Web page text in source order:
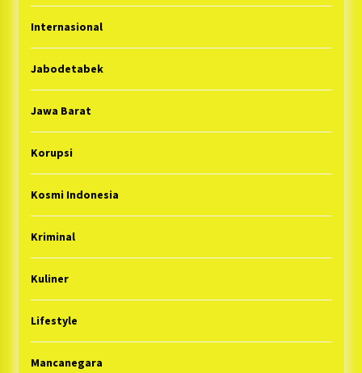
Internasional
Jabodetabek
Jawa Barat
Korupsi
Kosmi Indonesia
Kriminal
Kuliner
Lifestyle
Mancanegara